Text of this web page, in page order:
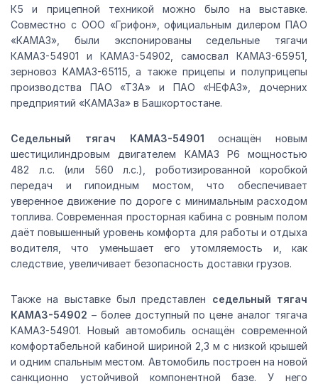
К5 и прицепной техникой можно было на выставке.
Совместно с ООО «Грифон», официальным дилером ПАО
«КАМАЗ», были экспонированы седельные тягачи
КАМАЗ-54901 и КАМАЗ-54902, самосвал КАМАЗ-65951,
зерновоз КАМАЗ-65115, а также прицепы и полуприцепы
производства ПАО «ТЗА» и ПАО «НЕФАЗ», дочерних
предприятий «КАМАЗа» в Башкортостане.
Седельный тягач КАМАЗ-54901 оснащён новым
шестицилиндровым двигателем KAMAЗ Р6 мощностью
482 л.с. (или 560 л.с.), роботизированной коробкой
передач и гипоидным мостом, что обеспечивает
уверенное движение по дороге с минимальным расходом
топлива. Современная просторная кабина с ровным полом
даёт повышенный уровень комфорта для работы и отдыха
водителя, что уменьшает его утомляемость и, как
следствие, увеличивает безопасность доставки грузов.
Также на выставке был представлен седельный тягач
КАМАЗ-54902 – более доступный по цене аналог тягача
KAMAЗ-54901. Новый автомобиль оснащён современной
комфортабельной кабиной шириной 2,3 м с низкой крышей
и одним спальным местом. Автомобиль построен на новой
санкционно устойчивой компонентной базе. У него